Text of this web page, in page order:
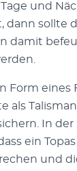
und
dann sollte
damit
Form eines
als
In der
ein
und